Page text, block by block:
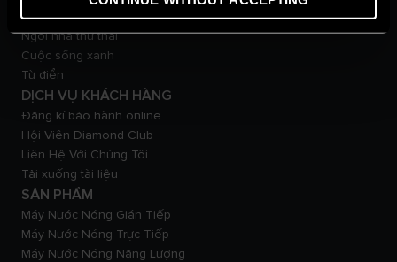
Tin tức
Ngôi nhà thư thái
Cuộc sống xanh
Từ điển
DỊCH VỤ KHÁCH HÀNG
Đăng kí bảo hành online
Hội Viên Diamond Club
Liên Hệ Với Chúng Tôi
Tải xuống tài liệu
SẢN PHẨM
Máy Nước Nóng Gián Tiếp
Máy Nước Nóng Trực Tiếp
Máy Nước Nóng Năng Lượng